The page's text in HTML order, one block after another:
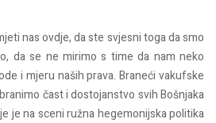
nas ovdje, da ste svjesni toga da smo
da se ne mirimo s time da nam neko
i mjeru naših prava. Braneći vakufske
čast i dostojanstvo svih Bošnjaka
je na sceni ružna hegemonijska politika